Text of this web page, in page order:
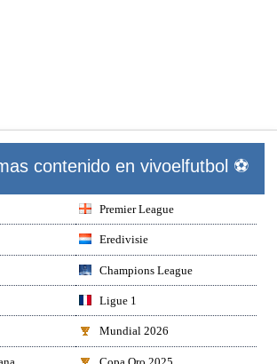
contenido en vivoelfutbol ⚽
Premier League
Eredivisie
Champions League
Ligue 1
Mundial 2026